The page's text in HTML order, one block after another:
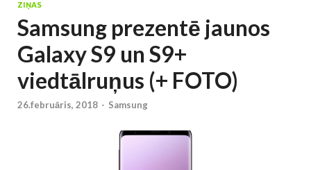
ZIŅAS
Samsung prezentē jaunos
Galaxy S9 un S9+
viedtālruņus (+ FOTO)
26.februāris, 2018 - Samsung